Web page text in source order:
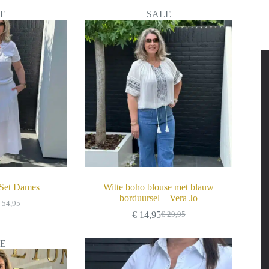
Dames
54,95
SALE
Witte boho blouse met blauw
borduursel – Vera Jo
€29,95
Oorspronkelijke
was:
€ 29,95.
€14,95Huidige
is:
€ 14,95.